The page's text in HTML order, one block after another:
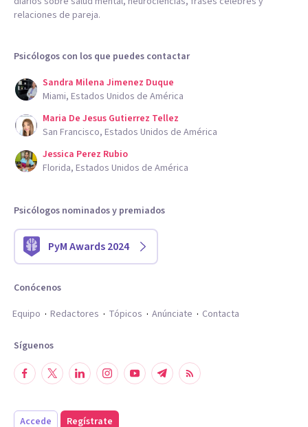
relaciones de pareja.
Psicólogos con los que puedes contactar
Sandra Milena Jimenez Duque
Miami, Estados Unidos de América
Maria De Jesus Gutierrez Tellez
San Francisco, Estados Unidos de América
Jessica Perez Rubio
Florida, Estados Unidos de América
Psicólogos nominados y premiados
PyM Awards 2024
Conócenos
Equipo
Redactores Tópicos Anúnciate Contacta
Síguenos
Accede Regístrate